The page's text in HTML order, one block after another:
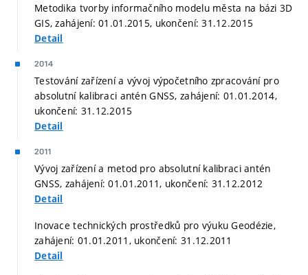
Metodika tvorby informačního modelu města na bázi 3D
GIS, zahájení: 01.01.2015, ukončení: 31.12.2015
Detail
2014
Testování zařízení a vývoj výpočetního zpracování pro
absolutní kalibraci antén GNSS, zahájení: 01.01.2014,
ukončení: 31.12.2015
Detail
2011
Vývoj zařízení a metod pro absolutní kalibraci antén
GNSS, zahájení: 01.01.2011, ukončení: 31.12.2012
Detail
Inovace technických prostředků pro výuku Geodézie,
zahájení: 01.01.2011, ukončení: 31.12.2011
Detail